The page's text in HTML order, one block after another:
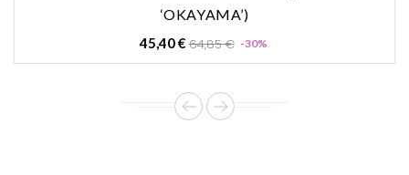
‘OKAYAMA’)
45,40 €Prix
64,85 € -30%